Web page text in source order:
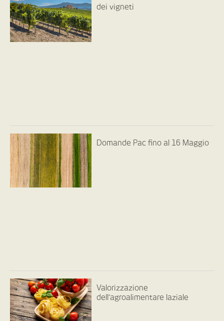
dei vigneti
Domande Pac fino al 16 Maggio
Valorizzazione
dell’agroalimentare laziale